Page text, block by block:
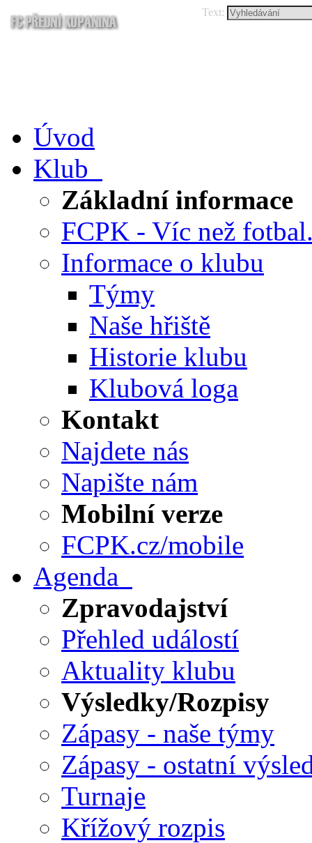
Text:
Úvod
Klub
Základní informace
FCPK - Víc než
Informace o klubu
Týmy
Naše hřiště
Historie klubu
Klubová loga
Kontakt
Najdete nás
Napište nám
Mobilní verze
FCPK.cz/mobile
Agenda
Zpravodajství
Přehled událostí
Aktuality klubu
Výsledky/Rozpisy
Zápasy - naše týmy
Zápasy - ostatní
Turnaje
Křížový rozpis